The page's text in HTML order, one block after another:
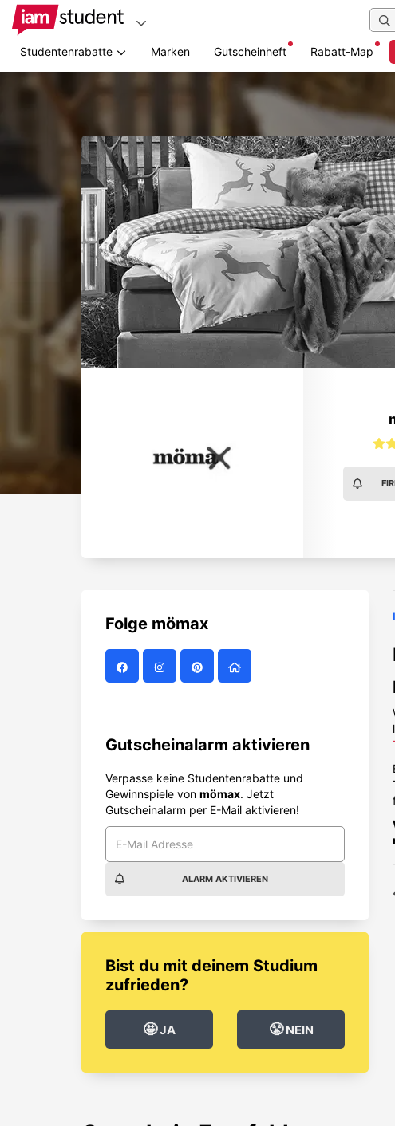
Studentenrabatte Marken Gutscheinheft Rabatt-Map
Folge mömax
Gutscheinalarm aktivieren
Verpasse keine Studentenrabatte und
Gewinnspiele von mömax. Jetzt
Gutscheinalarm per E-Mail aktivieren!
ALARM AKTIVIEREN
Bist du mit deinem Studium
zufrieden?
🤩JA 😤NEIN